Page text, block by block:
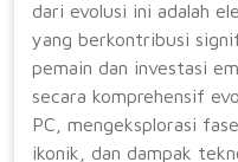
dari evolusi ini adalah
yang berkontribusi
pemain dan investasi
secara komprehensif
PC, mengeksplorasi
ikonik, dan dampak